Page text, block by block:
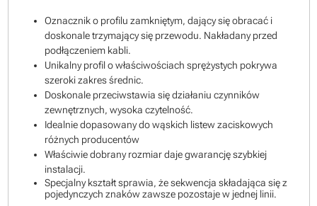
Oznacznik o profilu zamkniętym, dający się obracać i
doskonale trzymający się przewodu. Nakładany przed
podłączeniem kabli.
Unikalny profil o właściwościach sprężystych pokrywa
szeroki zakres średnic.
Doskonale przeciwstawia się działaniu czynników
zewnętrznych, wysoka czytelność.
Idealnie dopasowany do wąskich listew zaciskowych
różnych producentów
Właściwie dobrany rozmiar daje gwarancję szybkiej
instalacji.
Specjalny kształt sprawia, że sekwencja składająca się z
pojedynczych znaków zawsze pozostaje w jednej linii.